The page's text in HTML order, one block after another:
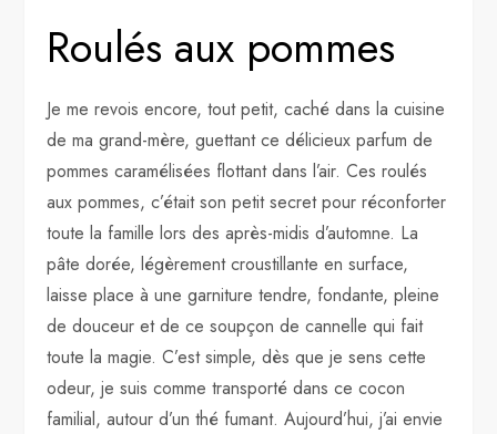
Roulés aux pommes
Je me revois encore, tout petit, caché dans la cuisine
de ma grand-mère, guettant ce délicieux parfum de
pommes caramélisées flottant dans l’air. Ces roulés
aux pommes, c’était son petit secret pour réconforter
toute la famille lors des après-midis d’automne. La
pâte dorée, légèrement croustillante en surface,
laisse place à une garniture tendre, fondante, pleine
de douceur et de ce soupçon de cannelle qui fait
toute la magie. C’est simple, dès que je sens cette
odeur, je suis comme transporté dans ce cocon
familial, autour d’un thé fumant. Aujourd’hui, j’ai envie